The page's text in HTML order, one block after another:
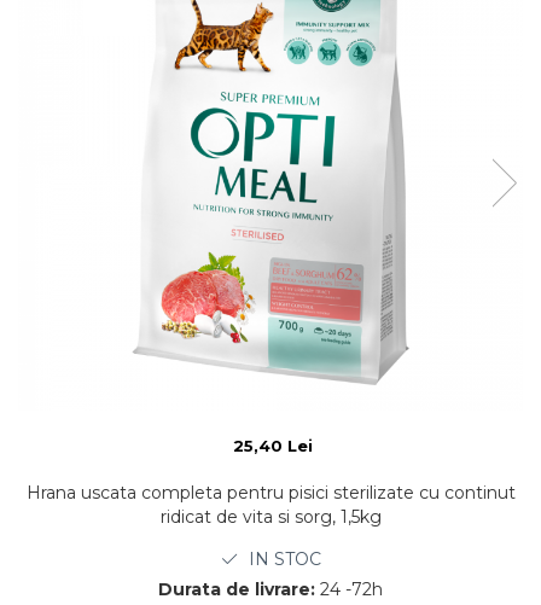
25,40 Lei
Hrana uscata completa pentru pisici sterilizate cu continut
ridicat de vita si sorg, 1,5kg
IN STOC
Durata de livrare: 24 -72h